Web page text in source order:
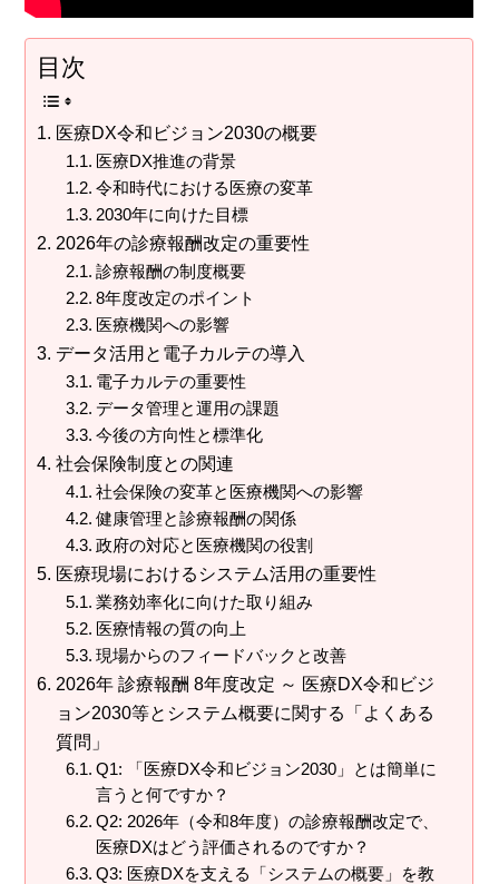
目次
医療DX令和ビジョン2030の概要
医療DX推進の背景
令和時代における医療の変革
2030年に向けた目標
2026年の診療報酬改定の重要性
診療報酬の制度概要
8年度改定のポイント
医療機関への影響
データ活用と電子カルテの導入
電子カルテの重要性
データ管理と運用の課題
今後の方向性と標準化
社会保険制度との関連
社会保険の変革と医療機関への影響
健康管理と診療報酬の関係
政府の対応と医療機関の役割
医療現場におけるシステム活用の重要性
業務効率化に向けた取り組み
医療情報の質の向上
現場からのフィードバックと改善
2026年 診療報酬 8年度改定 ～ 医療DX令和ビジ
ョン2030等とシステム概要に関する「よくある
質問」
Q1: 「医療DX令和ビジョン2030」とは簡単に
言うと何ですか？
Q2: 2026年（令和8年度）の診療報酬改定で、
医療DXはどう評価されるのですか？
Q3: 医療DXを支える「システムの概要」を教